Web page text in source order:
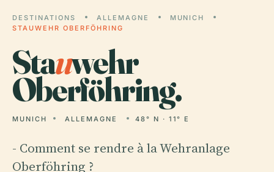
DESTINATIONS ALLEMAGNE
MUNICH
STAUWEHR OBERFÖHRING
Stauwehr
Oberföhring.
MUNICH ALLEMAGNE 48° N · 11° E
- Comment se rendre à la Wehranlage
Oberföhring ?